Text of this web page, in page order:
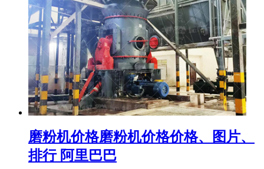
磨粉机价格磨粉机价格价格、图片、
排行 阿里巴巴